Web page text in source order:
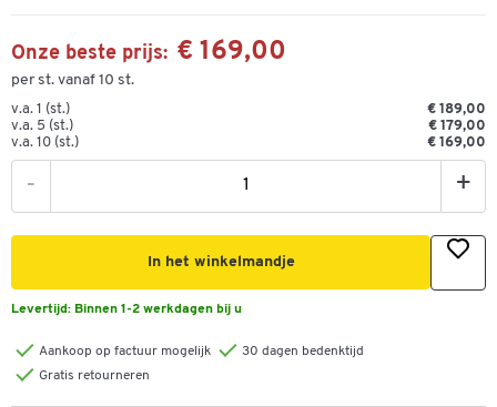
Onze beste prijs: € 169,00
per st. vanaf 10 st.
v.a. 1 (st.)
€ 189,00
v.a. 5 (st.)
€ 179,00
v.a. 10 (st.)
€ 169,00
- +
In het winkelmandje
Levertijd: Binnen 1-2 werkdagen bij u
Aankoop op factuur mogelijk
30 dagen bedenktijd
Gratis retourneren